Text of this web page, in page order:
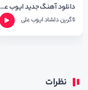
دانلود آهنگ جدید ایوب علی و اگرین دلشاد بنام ای بلنجه + متن آهنگ
ئاگرین دلشادایوب علی
نظرات